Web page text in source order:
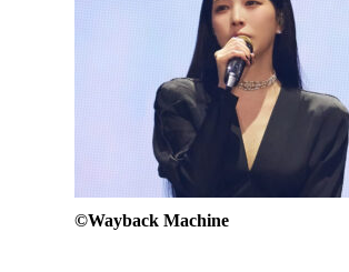
©︎Wayback Machine